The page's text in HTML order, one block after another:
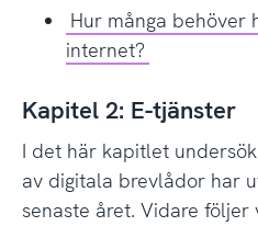
Hur många behöver
internet?
Kapitel 2: E-tjänster
I det här kapitlet
av digitala brevlådor har
senaste året. Vidare följer